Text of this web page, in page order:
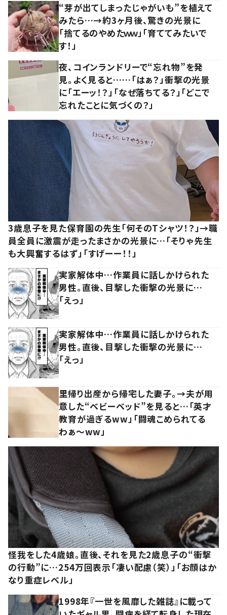
“芽が出てしまったじゃがいも”を植えて
みたら…→約3ヶ月後、驚きの光景に
「捨てるのやめたｗｗ」「育ててみたいで
す！」
夜、コインランドリーで“忘れ物”を発
見。よく見ると……「はぁ？」衝撃の光景
に「エーッ！？」「なぜ落ちてる？」「どこで
忘れたことに気づくの？」
3歳息子を見た保育園の先生「何そのTシャツ！？」→職
員全員に激震が走ったまさかの光景に…「そりゃ先生
も大興奮するはず」「すげーー！！」
実家解体中…作業員に話しかけられた
男性。直後、目撃した衝撃の光景に…
「えっ」
実家解体中…作業員に話しかけられた
男性。直後、目撃した衝撃の光景に…
「えっ」
里帰り出産から帰宅した妻子。→夫が用
意した“ベビーベッド”を見ると…「英才
教育が過ぎるww」「闘魂こめられてる
わぁ～ww」
怪我をした4歳娘。直後、それを見た2歳息子の“衝撃
の行動”に…254万回表示「凄い配慮（笑）」「お顔はか
なり重症レベル」
1998年『一世を風靡した雑誌』に載って